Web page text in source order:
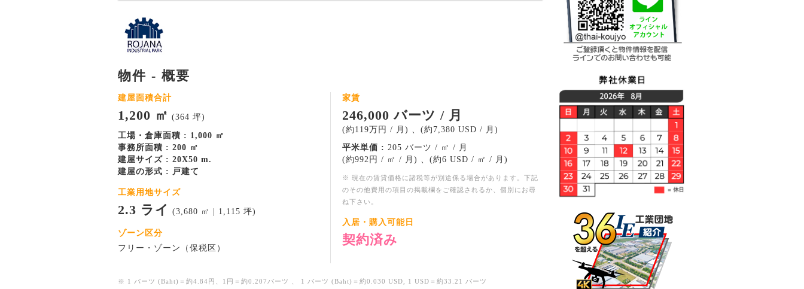
物件 - 概要
建屋面積合計
1,200 ㎡ (364 坪)
工場・倉庫面積 : 1,000 ㎡
事務所面積 : 200 ㎡
建屋サイズ : 20X50 m.
建屋の形式 : 戸建て
工業用地サイズ
2.3 ライ (3,680 ㎡ | 1,115 坪)
ゾーン区分
フリー・ゾーン（保税区）
家賃
246,000 バーツ / 月
(約119万円 / 月) 、(約7,380 USD / 月)
平米単価 : 205 バーツ / ㎡ / 月
(約992円 / ㎡ / 月) 、(約6 USD / ㎡ / 月)
※ 現在の賃貸価格に諸税等が別途係る場合があります。下記
のその他費用の項目の掲載欄をご確認されるか、個別にお尋
ね下さい。
入居・購入可能日
契約済み
※ 1 バーツ (Baht)＝約4.84円、1円＝約0.207バーツ 、 1 バーツ (Baht)＝約0.030 USD, 1 USD＝約33.21 バーツ